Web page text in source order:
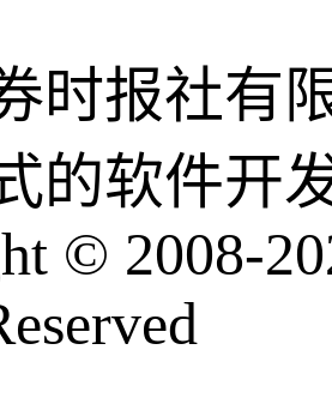
时报社有
的软件开
© 2008-